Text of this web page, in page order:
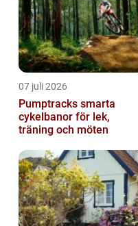
07 juli 2026
Pumptracks smarta
cykelbanor för lek,
träning och möten